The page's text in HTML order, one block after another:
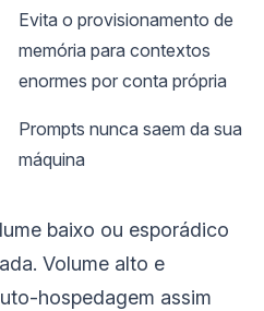
Evita o provisionamento de
memória para contextos
enormes por conta própria
Prompts nunca saem da sua
máquina
baixo ou esporádico
Volume alto e
hospedagem assim